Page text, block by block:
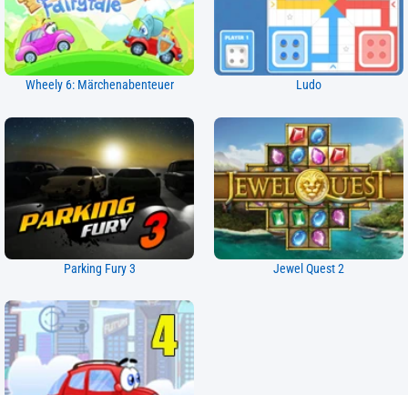
Wheely 6: Märchenabenteuer Ludo
Parking Fury 3 Jewel Quest 2